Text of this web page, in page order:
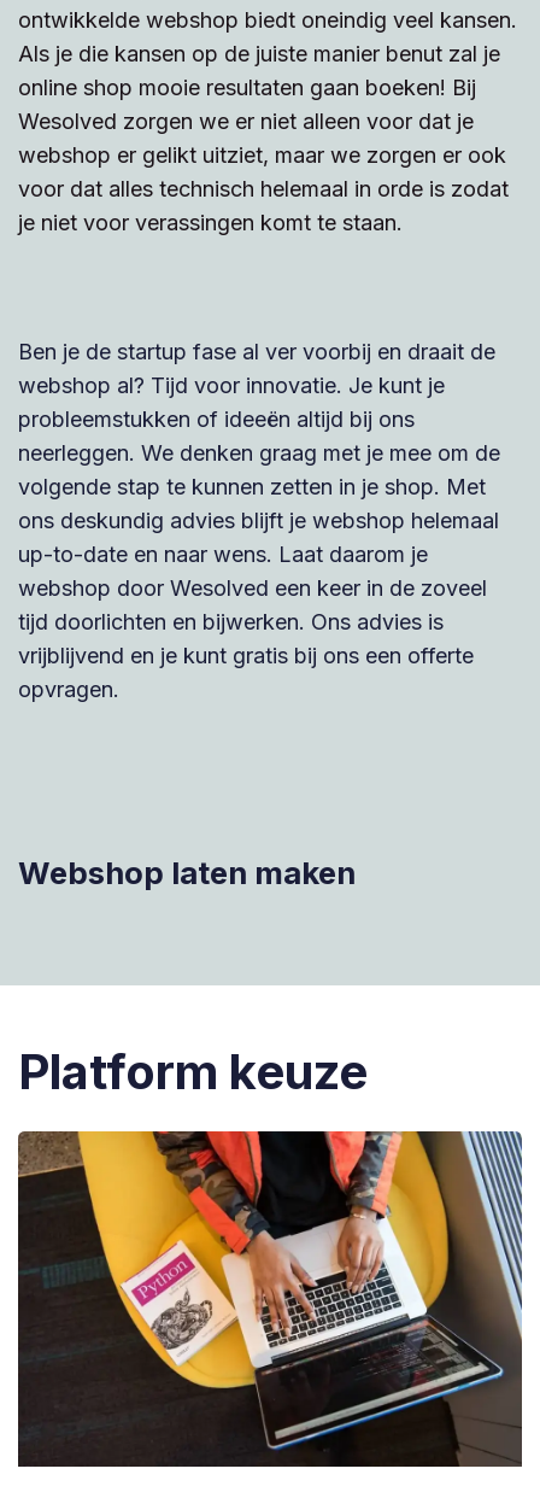
ontwikkelde webshop biedt oneindig veel kansen.
Als je die kansen op de juiste manier benut zal je
online shop mooie resultaten gaan boeken! Bij
Wesolved zorgen we er niet alleen voor dat je
webshop er gelikt uitziet, maar we zorgen er ook
voor dat alles technisch helemaal in orde is zodat
je niet voor verassingen komt te staan.
Ben je de startup fase al ver voorbij en draait de
webshop al? Tijd voor innovatie. Je kunt je
probleemstukken of ideeën altijd bij ons
neerleggen. We denken graag met je mee om de
volgende stap te kunnen zetten in je shop. Met
ons deskundig advies blijft je webshop helemaal
up-to-date en naar wens. Laat daarom je
webshop door Wesolved een keer in de zoveel
tijd doorlichten en bijwerken. Ons advies is
vrijblijvend en je kunt gratis bij ons een offerte
opvragen.
Webshop laten maken
Platform keuze